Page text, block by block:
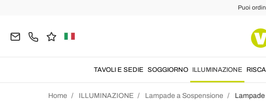
Puoi
TAVOLI E SEDIE SOGGIORNO ILLUMINAZIONE
Home ILLUMINAZIONE Lampade a Sospensione